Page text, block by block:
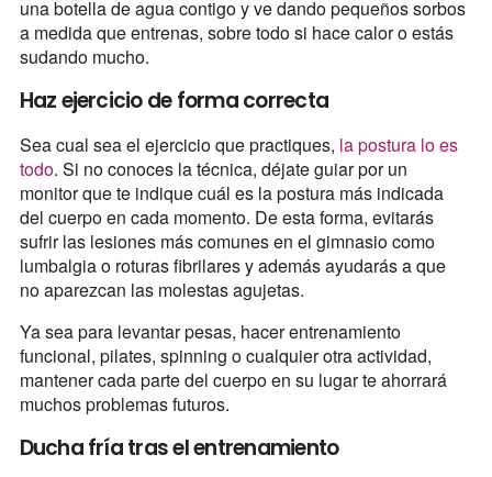
una botella de agua contigo y ve dando pequeños sorbos
a medida que entrenas, sobre todo si hace calor o estás
sudando mucho.
Haz ejercicio de forma correcta
Sea cual sea el ejercicio que practiques, la postura lo es
todo. Si no conoces la técnica, déjate guiar por un
monitor que te indique cuál es la postura más indicada
del cuerpo en cada momento. De esta forma, evitarás
sufrir las lesiones más comunes en el gimnasio como
lumbalgia o roturas fibrilares y además ayudarás a que
no aparezcan las molestas agujetas.
Ya sea para levantar pesas, hacer entrenamiento
funcional, pilates, spinning o cualquier otra actividad,
mantener cada parte del cuerpo en su lugar te ahorrará
muchos problemas futuros.
Ducha fría tras el entrenamiento